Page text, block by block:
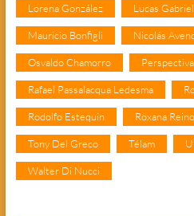
Lorena González Lucas
Mauricio Bonfigli Nicolás
Osvaldo Chamorro
Rafael Passalacqua Ledesma
Rodolfo Estequin Roxana
Tony Del Greco Télam
Walter Di Nucci